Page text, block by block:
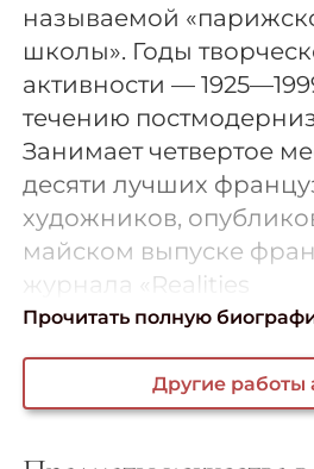
называемой
школы». Годы
активности —
течению
Занимает четвертое
десяти лучших
художников,
майском выпуске
журнала «Realities
Прочитать полную
Другие работы